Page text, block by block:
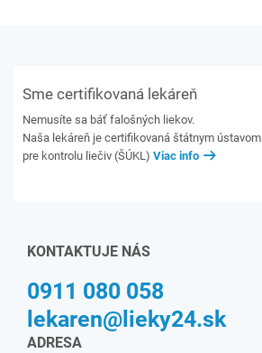
Sme certifikovaná lekáreň
Nemusíte sa báť falošných liekov.
Naša lekáreň je certifikovaná štátnym ústavom
pre kontrolu liečiv (ŠÚKL) Viac info
KONTAKTUJE NÁS
0911 080 058
lekaren@lieky24.sk
ADRESA